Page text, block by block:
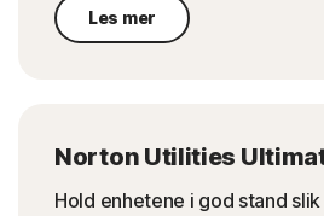
Les mer
Norton Utilities
Hold enhetene i god stand